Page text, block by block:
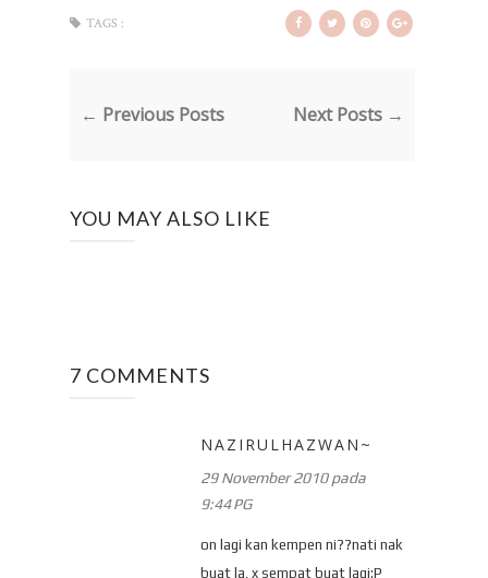
TAGS :
← Previous Posts Next Posts →
YOU MAY ALSO LIKE
7 COMMENTS
NAZIRULHAZWAN~
29 November 2010 pada
9:44 PG
on lagi kan kempen ni??nati nak
buat la, x sempat buat lagi:P